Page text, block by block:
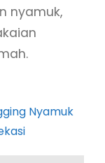
nyamuk,
Nyamuk